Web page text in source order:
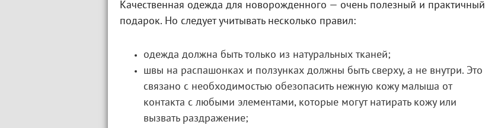
Качественная одежда для новорожденного — очень полезный и практичный
подарок. Но следует учитывать несколько правил:
одежда должна быть только из натуральных тканей;
швы на распашонках и ползунках должны быть сверху, а не внутри. Это
связано с необходимостью обезопасить нежную кожу малыша от
контакта с любыми элементами, которые могут натирать кожу или
вызвать раздражение;